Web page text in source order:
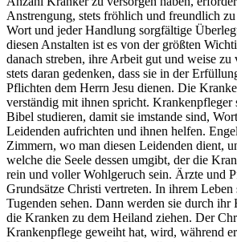
Anstrengung, stets fröhlich und freundlich
Wort und jeder Handlung sorgfältige
diesen Anstalten ist es von der größten
danach streben, ihre Arbeit gut und weise zu
stets daran gedenken, dass sie in der
Pflichten dem Herrn Jesu dienen. Die
verständig mit ihnen spricht. Krankenpfleger
Bibel studieren, damit sie imstande sind,
Leidenden aufrichten und ihnen helfen.
Zimmern, wo man diesen Leidenden dient,
welche die Seele dessen umgibt, der die
rein und voller Wohlgeruch sein. Ärzte und
Grundsätze Christi vertreten. In ihrem Leben
Tugenden sehen. Dann werden sie durch ihr
die Kranken zu dem Heiland ziehen. Der
Krankenpflege geweiht hat, wird, während